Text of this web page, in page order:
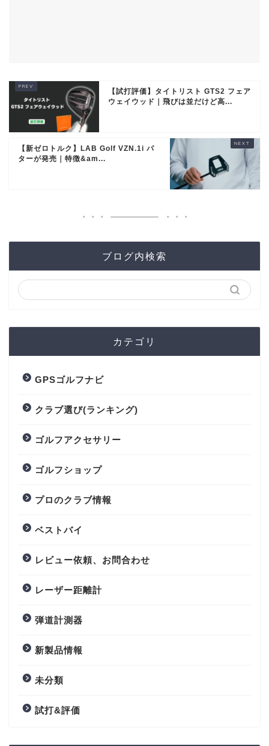
【試打評価】タイトリスト GTS2 フェア
ウェイウッド｜飛びは並だけど高...
【新ゼロトルク】LAB Golf VZN.1i パ
ターが発売｜特徴&am...
ブログ内検索
カテゴリ
GPSゴルフナビ
クラブ選び(ランキング)
ゴルフアクセサリー
ゴルフショップ
プロのクラブ情報
ベストバイ
レビュー依頼、お問合わせ
レーザー距離計
弾道計測器
新製品情報
未分類
試打&評価